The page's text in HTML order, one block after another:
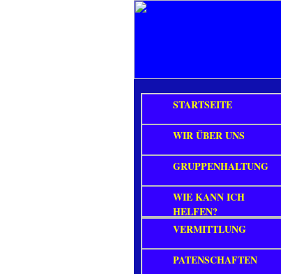
STARTSEITE
WIR ÜBER UNS
GRUPPENHALTUNG
WIE KANN ICH
HELFEN?
VERMITTLUNG
PATENSCHAFTEN